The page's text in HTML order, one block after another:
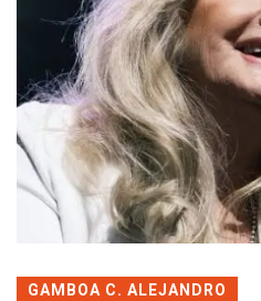
GAMBOA C. ALEJANDRO